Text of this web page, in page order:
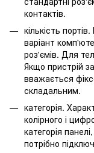
контактів.
кількість
варіант
роз'ємів. Для
Якщо пристрій
вважається
складальним.
категорія.
колірного і
категорія
потрібно